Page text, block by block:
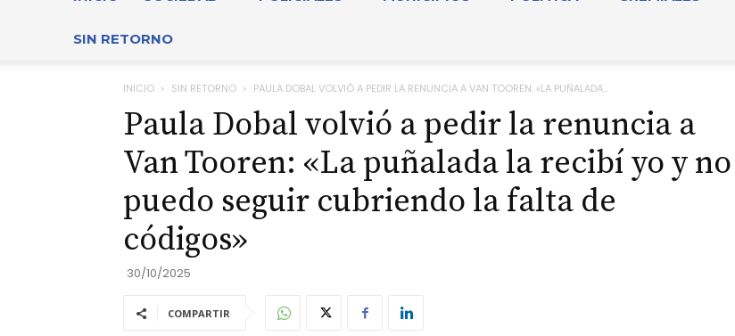
SIN RETORNO
INICIO SIN RETORNO PAULA DOBAL VOLVIÓ A PEDIR LA RENUNCIA A VAN TOOREN: «LA PUÑALADA...
Paula Dobal volvió a pedir la renuncia a
Van Tooren: «La puñalada la recibí yo y no
puedo seguir cubriendo la falta de
códigos»
30/10/2025
COMPARTIR